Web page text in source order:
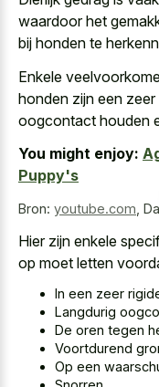
waardoor het
bij honden te
Enkele
honden zijn een
oogcontact houden
You might enjoy:
Puppy's
Bron: youtube.com
Hier zijn enkele
op moet letten
In een zeer
Langdurig
De oren tegen
Voortdurend
Op een